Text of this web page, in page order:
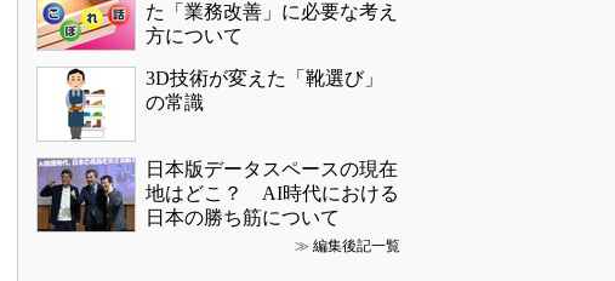
た「業務改善」に必要な考え
方について
3D技術が変えた「靴選び」
の常識
日本版データスペースの現在
地はどこ？ AI時代における
日本の勝ち筋について
≫ 編集後記一覧